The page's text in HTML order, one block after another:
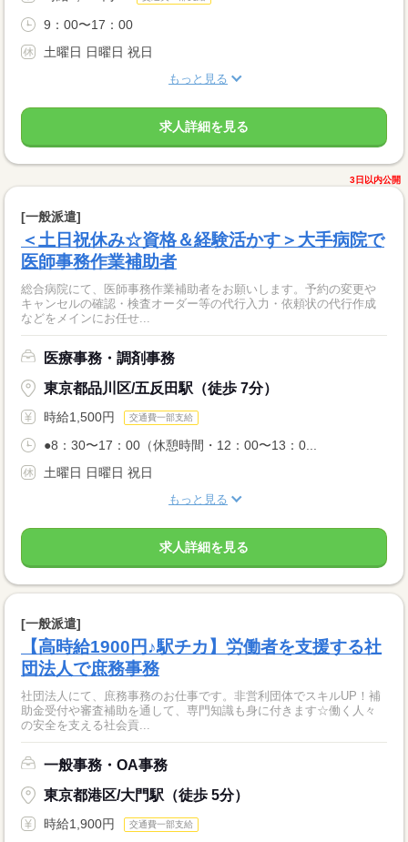
9：00〜17：00
土曜日 日曜日 祝日
もっと見る
求人詳細を見る
3日以内公開
[一般派遣]
＜土日祝休み☆資格＆経験活かす＞大手病院で
医師事務作業補助者
総合病院にて、医師事務作業補助者をお願いします。予約の変更や
キャンセルの確認・検査オーダー等の代行入力・依頼状の代行作成
などをメインにお任せ...
医療事務・調剤事務
東京都品川区/五反田駅（徒歩 7分）
時給1,500円 交通費一部支給
●8：30〜17：00（休憩時間・12：00〜13：0...
土曜日 日曜日 祝日
もっと見る
求人詳細を見る
[一般派遣]
【高時給1900円♪駅チカ】労働者を支援する社
団法人で庶務事務
社団法人にて、庶務事務のお仕事です。非営利団体でスキルUP！補
助金受付や審査補助を通して、専門知識も身に付きます☆働く人々
の安全を支える社会貢...
一般事務・OA事務
東京都港区/大門駅（徒歩 5分）
時給1,900円 交通費一部支給